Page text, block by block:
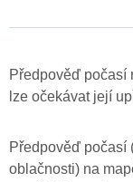
Předpověď počasí
lze očekávat její
Předpověď počasí
oblačnosti) na